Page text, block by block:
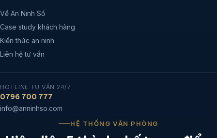
Về An Ninh Số
Case study khách hàng
Kiến thức an ninh
Liên hệ tư vấn
HOTLINE TƯ VẤN 24/7
0796 700 777
info@anninhso.com
HỆ THỐNG VĂN PHÒNG